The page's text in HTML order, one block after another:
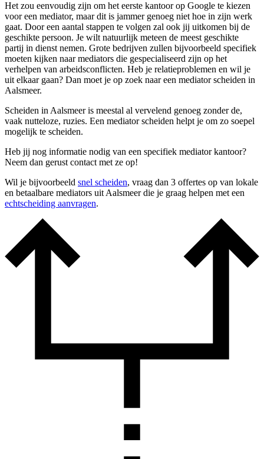
Het zou eenvoudig zijn om het eerste kantoor op Google te kiezen
voor een mediator, maar dit is jammer genoeg niet hoe in zijn werk
gaat. Door een aantal stappen te volgen zal ook jij uitkomen bij de
geschikte persoon. Je wilt natuurlijk meteen de meest geschikte
partij in dienst nemen. Grote bedrijven zullen bijvoorbeeld specifiek
moeten kijken naar mediators die gespecialiseerd zijn op het
verhelpen van arbeidsconflicten. Heb je relatieproblemen en wil je
uit elkaar gaan? Dan moet je op zoek naar een mediator scheiden in
Aalsmeer.
Scheiden in Aalsmeer is meestal al vervelend genoeg zonder de,
vaak nutteloze, ruzies. Een mediator scheiden helpt je om zo soepel
mogelijk te scheiden.
Heb jij nog informatie nodig van een specifiek mediator kantoor?
Neem dan gerust contact met ze op!
Wil je bijvoorbeeld snel scheiden, vraag dan 3 offertes op van lokale
en betaalbare mediators uit Aalsmeer die je graag helpen met een
echtscheiding aanvragen.